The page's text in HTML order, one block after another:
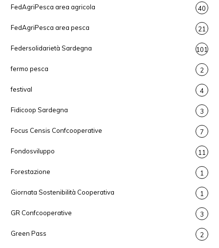
FedAgriPesca area agricola 40
FedAgriPesca area pesca 21
Federsolidarietà Sardegna 101
fermo pesca 2
festival 4
Fidicoop Sardegna 3
Focus Censis Confcooperative 7
Fondosviluppo 11
Forestazione 1
Giornata Sostenibilità Cooperativa 1
GR Confcooperative 3
Green Pass 2